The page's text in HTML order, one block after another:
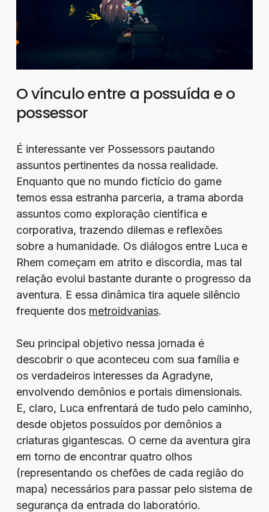
O vínculo entre a possuída e o
possessor
É interessante ver Possessors pautando
assuntos pertinentes da nossa realidade.
Enquanto que no mundo fictício do game
temos essa estranha parceria, a trama aborda
assuntos como exploração científica e
corporativa, trazendo dilemas e reflexões
sobre a humanidade. Os diálogos entre Luca e
Rhem começam em atrito e discordia, mas tal
relação evolui bastante durante o progresso da
aventura. E essa dinâmica tira aquele silêncio
frequente dos metroidvanias.
Seu principal objetivo nessa jornada é
descobrir o que aconteceu com sua família e
os verdadeiros interesses da Agradyne,
envolvendo demônios e portais dimensionais.
E, claro, Luca enfrentará de tudo pelo caminho,
desde objetos possuídos por demônios a
criaturas gigantescas. O cerne da aventura gira
em torno de encontrar quatro olhos
(representando os chefões de cada região do
mapa) necessários para passar pelo sistema de
segurança da entrada do laboratório.